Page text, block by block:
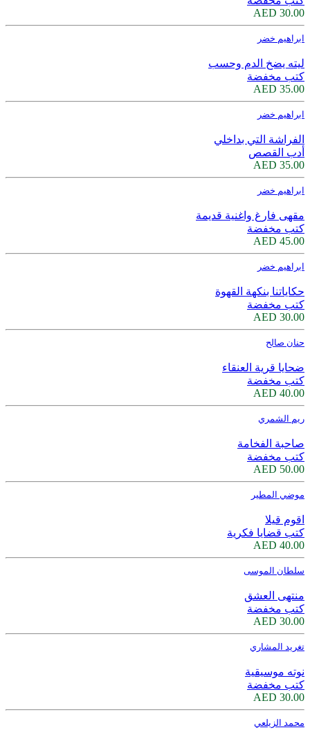
30.00 AED
ابراهيم خضر
ليته يضخ الدم وحسب
كتب مخفضة
35.00 AED
ابراهيم خضر
الفراشة التي بداخلي
أدب القصص
35.00 AED
ابراهيم خضر
مقهى فارغ واغنية قديمة
كتب مخفضة
45.00 AED
ابراهيم خضر
حكاياتنا بنكهة القهوة
كتب مخفضة
30.00 AED
حنان صالح
ضحايا قرية العنقاء
كتب مخفضة
40.00 AED
ريم الشمري
صاحبة الفخامة
كتب مخفضة
50.00 AED
موضي المطير
اقوم قيلا
كتب قضايا فكرية
40.00 AED
سلطان الموسى
منتهى العشق
كتب مخفضة
30.00 AED
تغريد المشاري
نوته موسيقية
كتب مخفضة
30.00 AED
محمد الزيلعي